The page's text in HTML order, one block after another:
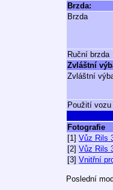
Brzda:
Brzda
Ruční brzda
Zvláštní
Zvláštní
Použití vozu
Fotografie
[1] Vůz Rils
[2] Vůz Rils
[3] Vnitřní
Poslední